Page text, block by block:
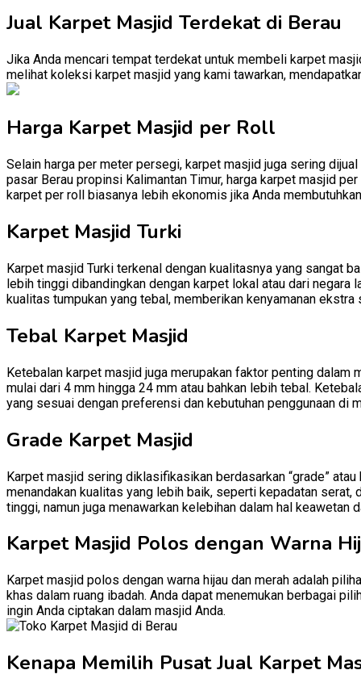
Jual Karpet Masjid Terdekat di Berau
Jika Anda mencari tempat terdekat untuk membeli karpet
melihat koleksi karpet masjid yang kami tawarkan,
Harga Karpet Masjid per Roll
Selain harga per meter persegi, karpet masjid juga sering
pasar Berau propinsi Kalimantan Timur, harga karpet masjid
karpet per roll biasanya lebih ekonomis jika Anda
Karpet Masjid Turki
Karpet masjid Turki terkenal dengan kualitasnya yang sangat
lebih tinggi dibandingkan dengan karpet lokal atau dari negara
kualitas tumpukan yang tebal, memberikan kenyamanan
Tebal Karpet Masjid
Ketebalan karpet masjid juga merupakan faktor penting
mulai dari 4 mm hingga 24 mm atau bahkan lebih tebal.
yang sesuai dengan preferensi dan kebutuhan penggunaan di
Grade Karpet Masjid
Karpet masjid sering diklasifikasikan berdasarkan “grade”
menandakan kualitas yang lebih baik, seperti kepadatan
tinggi, namun juga menawarkan kelebihan dalam hal keawetan
Karpet Masjid Polos dengan Warna
Karpet masjid polos dengan warna hijau dan merah adalah
khas dalam ruang ibadah. Anda dapat menemukan berbagai
ingin Anda ciptakan dalam masjid Anda.
Kenapa Memilih Pusat Jual Karpet